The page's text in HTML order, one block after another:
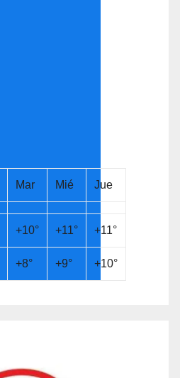
Mar Mié Jue
+10° +11° +11°
+8° +9° +10°